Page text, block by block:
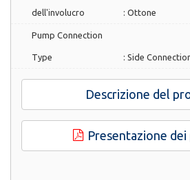
dell'involucro : Ottone
Pump Connection
Type : Side
Descrizione del
Presentazione